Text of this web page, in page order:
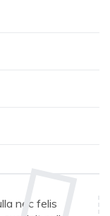
nec felis